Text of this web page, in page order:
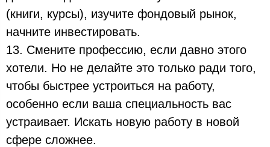
(книги, курсы), изучите фондовый рынок,
начните инвестировать.
13. Смените профессию, если давно этого
хотели. Но не делайте это только ради того,
чтобы быстрее устроиться на работу,
особенно если ваша специальность вас
устраивает. Искать новую работу в новой
сфере сложнее.